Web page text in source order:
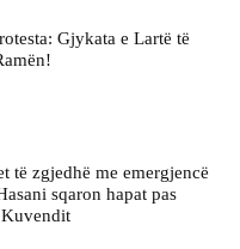
Gjykata e Lartë të
të zgjedhë me emergjencë
sqaron hapat pas